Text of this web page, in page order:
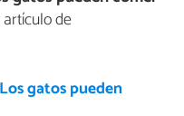
de
gatos pueden